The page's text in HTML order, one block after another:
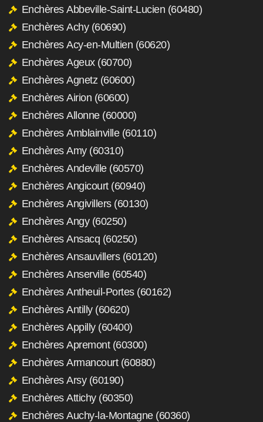
Enchères Abbeville-Saint-Lucien (60480)
Enchères Achy (60690)
Enchères Acy-en-Multien (60620)
Enchères Ageux (60700)
Enchères Agnetz (60600)
Enchères Airion (60600)
Enchères Allonne (60000)
Enchères Amblainville (60110)
Enchères Amy (60310)
Enchères Andeville (60570)
Enchères Angicourt (60940)
Enchères Angivillers (60130)
Enchères Angy (60250)
Enchères Ansacq (60250)
Enchères Ansauvillers (60120)
Enchères Anserville (60540)
Enchères Antheuil-Portes (60162)
Enchères Antilly (60620)
Enchères Appilly (60400)
Enchères Apremont (60300)
Enchères Armancourt (60880)
Enchères Arsy (60190)
Enchères Attichy (60350)
Enchères Auchy-la-Montagne (60360)